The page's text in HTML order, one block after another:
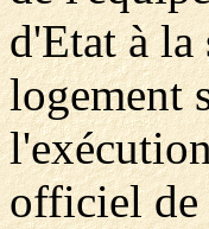
d'Etat à la
logement
officiel de